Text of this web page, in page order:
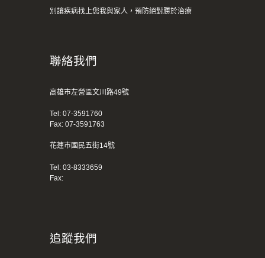
別讓疾病找上您我與家人，預防絕對勝於治療
聯絡我們
高雄市左營區文川路49號
Tel: 07-3591760
Fax: 07-3591763
花蓮市國民五街14號
Tel: 03-8333659
Fax:
追蹤我們